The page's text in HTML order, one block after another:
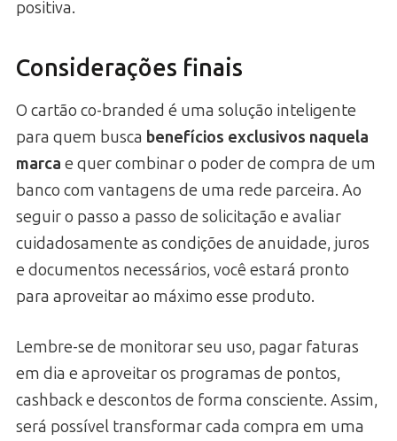
positiva.
Considerações finais
O cartão co-branded é uma solução inteligente
para quem busca benefícios exclusivos naquela
marca e quer combinar o poder de compra de um
banco com vantagens de uma rede parceira. Ao
seguir o passo a passo de solicitação e avaliar
cuidadosamente as condições de anuidade, juros
e documentos necessários, você estará pronto
para aproveitar ao máximo esse produto.
Lembre-se de monitorar seu uso, pagar faturas
em dia e aproveitar os programas de pontos,
cashback e descontos de forma consciente. Assim,
será possível transformar cada compra em uma